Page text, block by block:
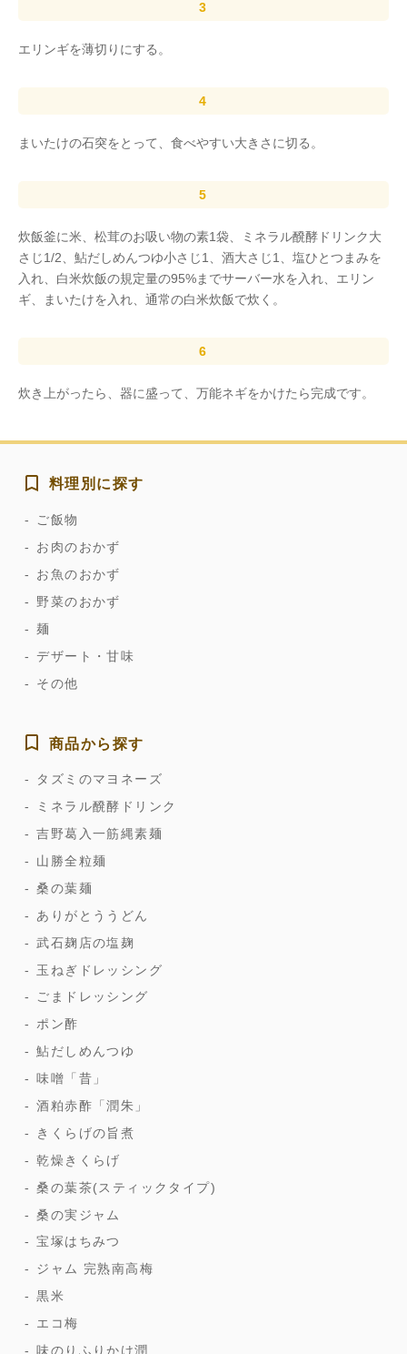
エリンギを薄切りにする。
まいたけの石突をとって、食べやすい大きさに切る。
炊飯釜に米、松茸のお吸い物の素1袋、ミネラル醗酵ドリンク大
さじ1/2、鮎だしめんつゆ小さじ1、酒大さじ1、塩ひとつまみを
入れ、白米炊飯の規定量の95%までサーバー水を入れ、エリン
ギ、まいたけを入れ、通常の白米炊飯で炊く。
炊き上がったら、器に盛って、万能ネギをかけたら完成です。
料理別に探す
ご飯物
お肉のおかず
お魚のおかず
野菜のおかず
麺
デザート・甘味
その他
商品から探す
タズミのマヨネーズ
ミネラル醗酵ドリンク
吉野葛入一筋縄素麺
山勝全粒麺
桑の葉麺
ありがとううどん
武石麹店の塩麹
玉ねぎドレッシング
ごまドレッシング
ポン酢
鮎だしめんつゆ
味噌「昔」
酒粕赤酢「潤朱」
きくらげの旨煮
乾燥きくらげ
桑の葉茶(スティックタイプ)
桑の実ジャム
宝塚はちみつ
ジャム 完熟南高梅
黒米
エコ梅
味のりふりかけ潤